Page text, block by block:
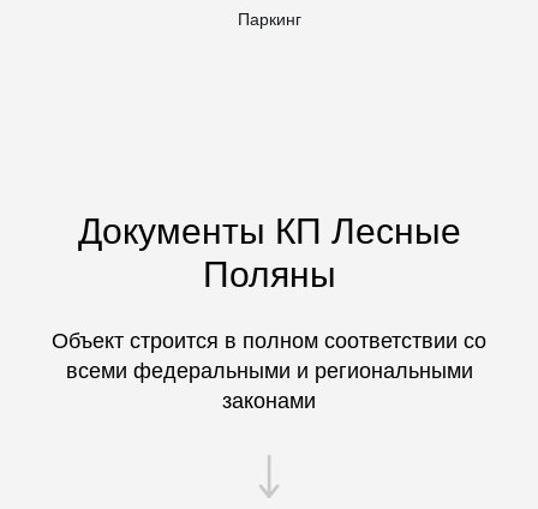
Паркинг
Документы КП Лесные
Поляны
Объект строится в полном соответствии со
всеми федеральными и региональными
законами